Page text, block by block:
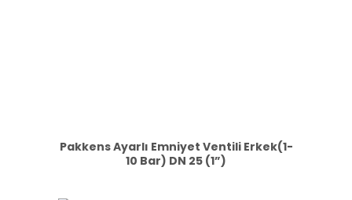
Pakkens Ayarlı Emniyet Ventili Erkek(1-
10 Bar) DN 25 (1”)